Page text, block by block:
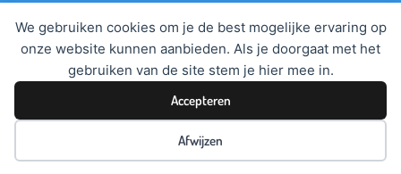
We gebruiken cookies om je de best mogelijke ervaring op
onze website kunnen aanbieden. Als je doorgaat met het
gebruiken van de site stem je hier mee in.
Accepteren
Afwijzen
LesSpiegel
Helpdesk: 0475 57 57 93 –
support@smartschools.academy